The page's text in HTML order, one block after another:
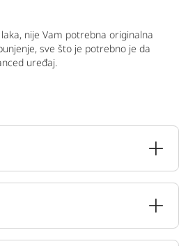
nije Vam potrebna originalna
sve što je potrebno je da
uređaj.